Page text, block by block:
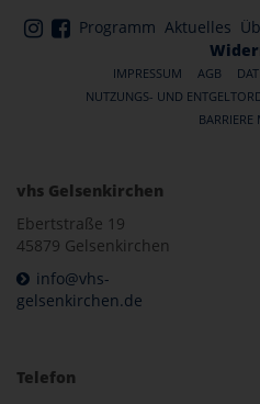
Programm Aktuelles
IMPRESSUM AGB
NUTZUNGS- UND
BARRIERE
vhs Gelsenkirchen
Ebertstraße 19
45879 Gelsenkirchen
info@vhs-
gelsenkirchen.de
Telefon